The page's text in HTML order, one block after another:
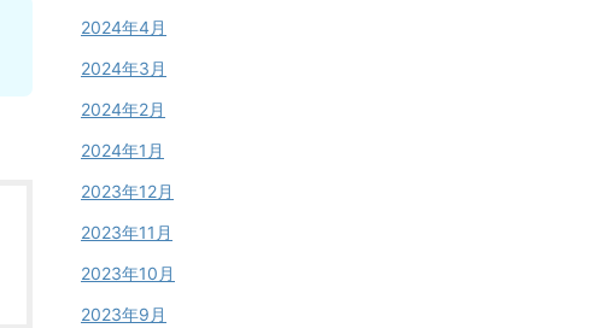
2024年4月
2024年3月
2024年2月
2024年1月
2023年12月
2023年11月
2023年10月
2023年9月